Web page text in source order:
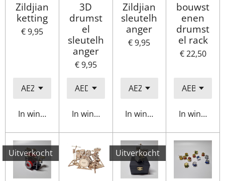
Zildjian
ketting
€ 9,95
In winkelwagen
3D
drumst
el
sleutelh
anger
€ 9,95
In winkelwagen
Zildjian
sleutelh
anger
€ 9,95
In winkelwagen
bouwst
enen
drumst
el rack
€ 22,50
In
Uitverkocht Uitverkocht